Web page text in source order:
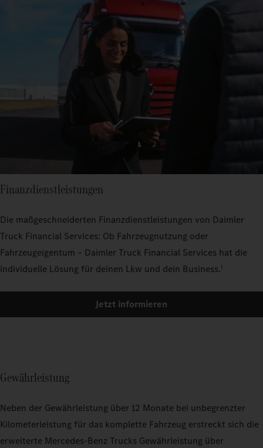
Finanzdienstleistungen
Die maßgeschneiderten Finanzdienstleistungen von Daimler
Truck Financial Services: Ob Fahrzeugnutzung oder
Fahrzeugeigentum – Daimler Truck Financial Services hat die
individuelle Lösung für deinen Lkw und dein Business.1
Jetzt informieren
Gewährleistung
Neben der Gewährleistung über 12 Monate bei unbegrenzter
Kilometerleistung für das komplette Fahrzeug erstreckt sich die
erweiterte Mercedes‑Benz Trucks Gewährleistung über